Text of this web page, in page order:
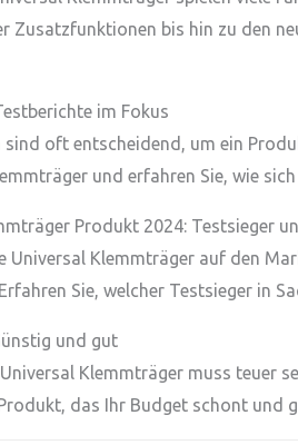
bis hin zu den
im Fokus
sind oft entscheidend, um ein
und erfahren Sie, wie
Produkt 2024: Testsieger
Universal Klemmträger auf den
Sie, welcher Testsieger in
und gut
Klemmträger muss teuer
das Ihr Budget schont und